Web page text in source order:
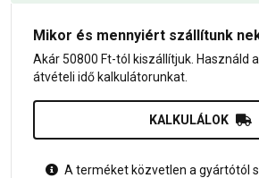
Mikor és mennyiért szállítunk
Akár 50800 Ft-tól kiszállítjuk. Használd
átvételi idő kalkulátorunkat.
KALKULÁLOK
A terméket közvetlen a gyártótól